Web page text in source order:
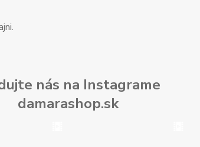
nás na Instagrame
damarashop.sk